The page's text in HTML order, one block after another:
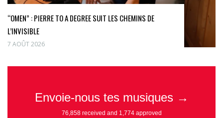
“OMEN” : PIERRE TO A DEGREE SUIT LES CHEMINS DE
L’INVISIBLE
7 AOÛT 2026